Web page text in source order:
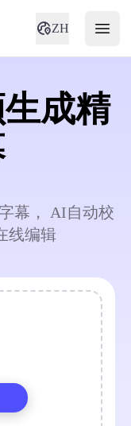
ZH
成精
幕， AI自动校
线编辑